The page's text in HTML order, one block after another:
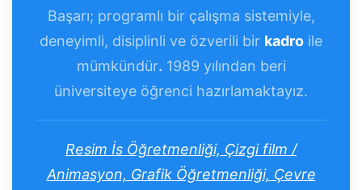
Başarı; programlı bir çalışma sistemiyle,
deneyimli, disiplinli ve özverili bir kadro ile
mümkündür. 1989 yılından beri
üniversiteye öğrenci hazırlamaktayız.
Resim İs Öğretmenliği, Çizgi film /
Animasyon, Grafik Öğretmenliği, Çevre